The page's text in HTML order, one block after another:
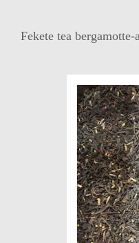
Fekete tea